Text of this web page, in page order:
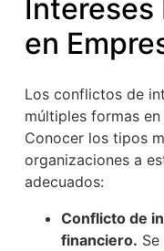
Intereses
en
Los conflictos de
múltiples formas
Conocer los tipos
organizaciones a
adecuados:
Conflicto de
financiero.